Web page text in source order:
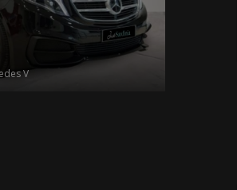
V